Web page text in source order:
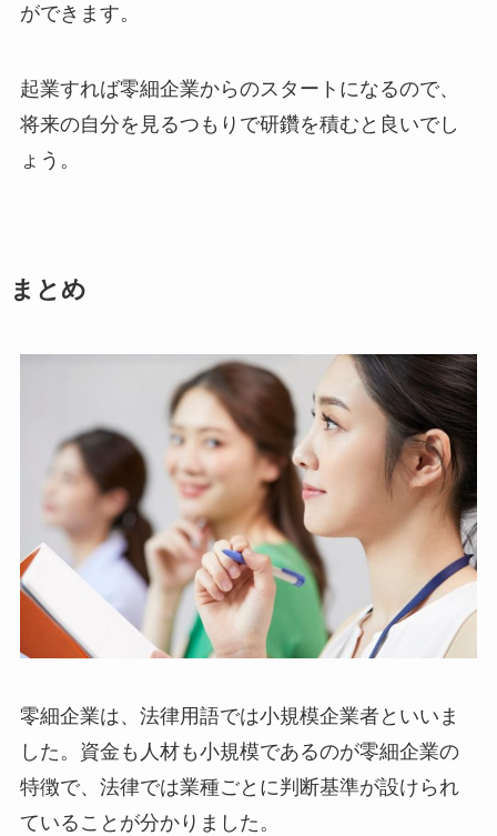
ができます。
起業すれば零細企業からのスタートになるので、
将来の自分を見るつもりで研鑽を積むと良いでし
ょう。
まとめ
零細企業は、法律用語では小規模企業者といいま
した。資金も人材も小規模であるのが零細企業の
特徴で、法律では業種ごとに判断基準が設けられ
ていることが分かりました。